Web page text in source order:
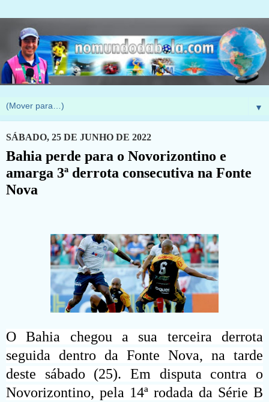
▼
SÁBADO, 25 DE JUNHO DE 2022
Bahia perde para o Novorizontino e
amarga 3ª derrota consecutiva na Fonte
Nova
O Bahia chegou a sua terceira derrota
seguida dentro da Fonte Nova, na tarde
deste sábado (25). Em disputa contra o
Novorizontino, pela 14ª rodada da Série B